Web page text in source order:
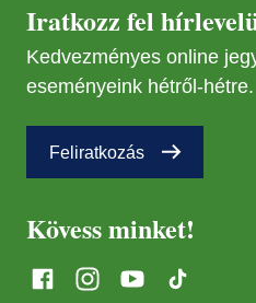
Iratkozz fel
Kedvezményes online
eseményeink hétről-hétre.
Feliratkozás
Kövess minket!